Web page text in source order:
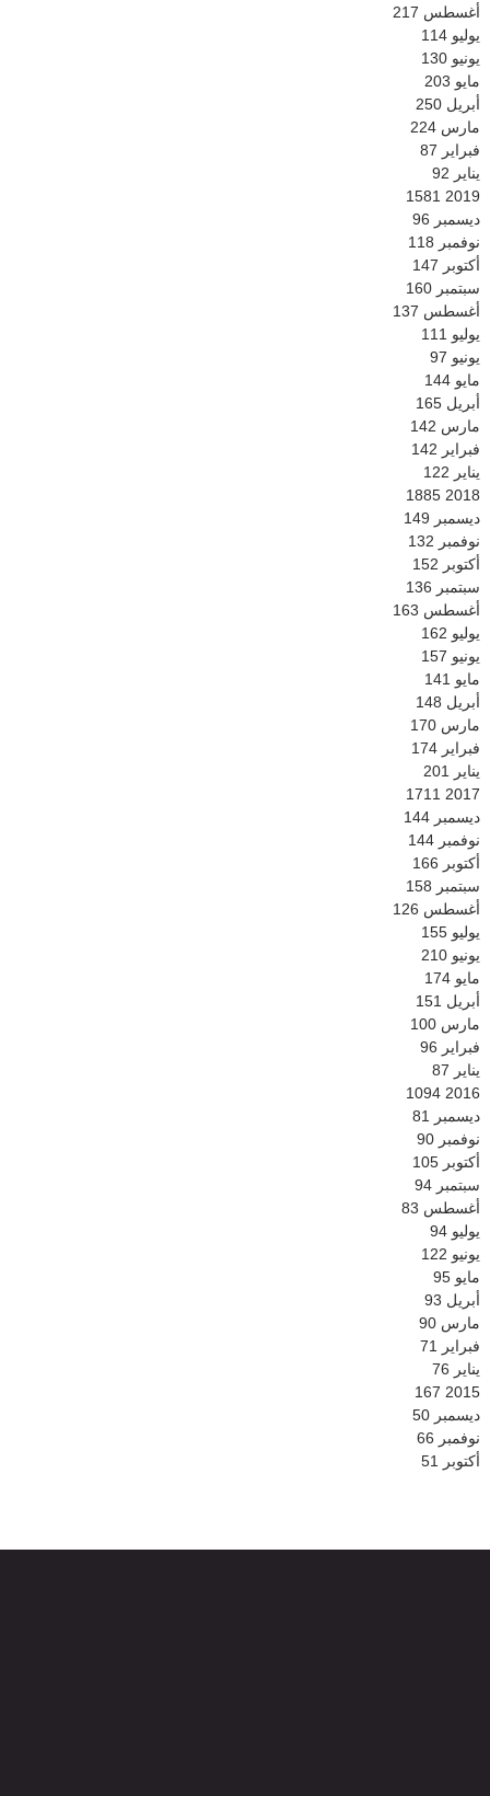
أغسطس 217
يوليو 114
يونيو 130
مايو 203
أبريل 250
مارس 224
فبراير 87
يناير 92
2019
1581
ديسمبر 96
نوفمبر 118
أكتوبر 147
سبتمبر 160
أغسطس 137
يوليو 111
يونيو 97
مايو 144
أبريل 165
مارس 142
فبراير 142
يناير 122
2018
1885
ديسمبر 149
نوفمبر 132
أكتوبر 152
سبتمبر 136
أغسطس 163
يوليو 162
يونيو 157
مايو 141
أبريل 148
مارس 170
فبراير 174
يناير 201
2017
1711
ديسمبر 144
نوفمبر 144
أكتوبر 166
سبتمبر 158
أغسطس 126
يوليو 155
يونيو 210
مايو 174
أبريل 151
مارس 100
فبراير 96
يناير 87
2016
1094
ديسمبر 81
نوفمبر 90
أكتوبر 105
سبتمبر 94
أغسطس 83
يوليو 94
يونيو 122
مايو 95
أبريل 93
مارس 90
فبراير 71
يناير 76
2015
167
ديسمبر 50
نوفمبر 66
أكتوبر 51